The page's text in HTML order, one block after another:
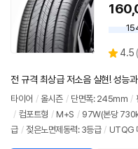
별
점
4.5 (
전 규격 최상급 저소음 실현! 성능
타이어 / 올시즌 / 단면폭: 245mm /
/ 컴포트형 / M+S / 97W(본당
급 / 젖은노면제동력: 3등급 / UTQG